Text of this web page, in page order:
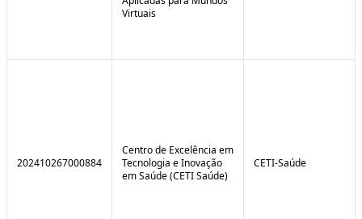
Virtuais
202410267000884
Centro de Excelência em
Tecnologia e Inovação
em Saúde (CETI Saúde)
CETI-Saúde